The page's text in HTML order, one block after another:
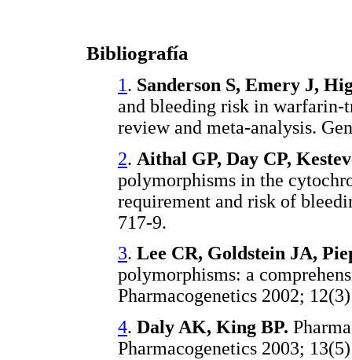
Bibliografía
1. Sanderson S, Emery J,
and bleeding risk in warfarin-
review and meta-analysis.
2. Aithal GP, Day CP,
polymorphisms in the
requirement and risk of
717-9.
3. Lee CR, Goldstein JA,
polymorphisms: a
Pharmacogenetics 2002;
4. Daly AK, King BP.
Pharmacogenetics 2003;